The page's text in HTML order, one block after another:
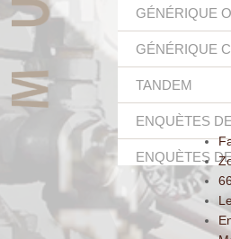
GÉNÉRIQUE
TEMPS POUR
GÉNÉRIQUE
POUR LA
TANDEM
ENQUÈTES
ENQUÈTES
ENQUÈTES
7mn POUR